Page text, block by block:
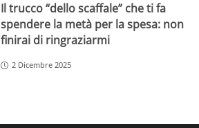
Il trucco “dello scaffale” che ti fa
spendere la metà per la spesa: non
finirai di ringraziarmi
2 Dicembre 2025